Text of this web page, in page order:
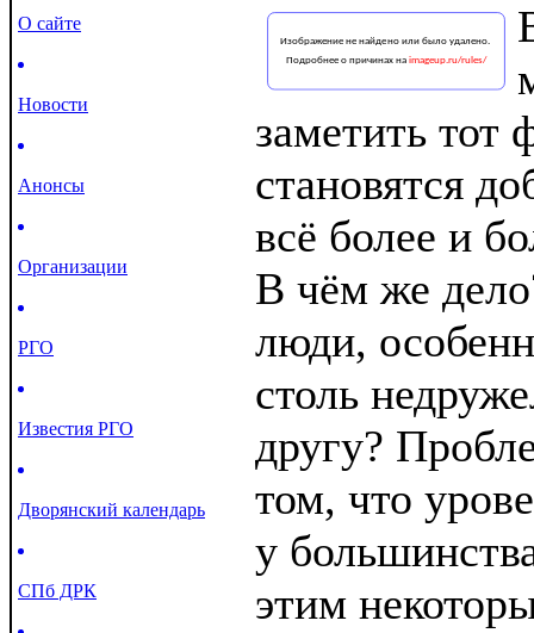
О сайте
Новости
Анонсы
Организации
РГО
Известия РГО
Дворянский календарь
СПб ДРК
заметить тот
становятся
всё более и
В чём же
люди,
столь
другу?
том, что
у
этим